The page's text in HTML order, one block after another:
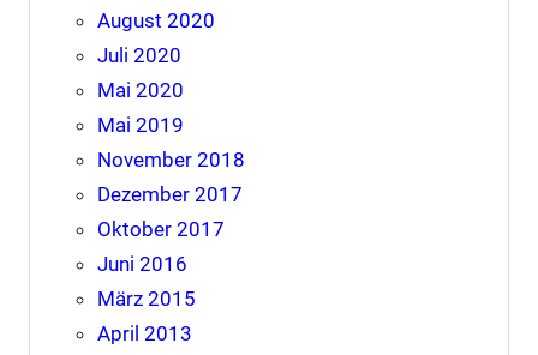
August 2020
Juli 2020
Mai 2020
Mai 2019
November 2018
Dezember 2017
Oktober 2017
Juni 2016
März 2015
April 2013